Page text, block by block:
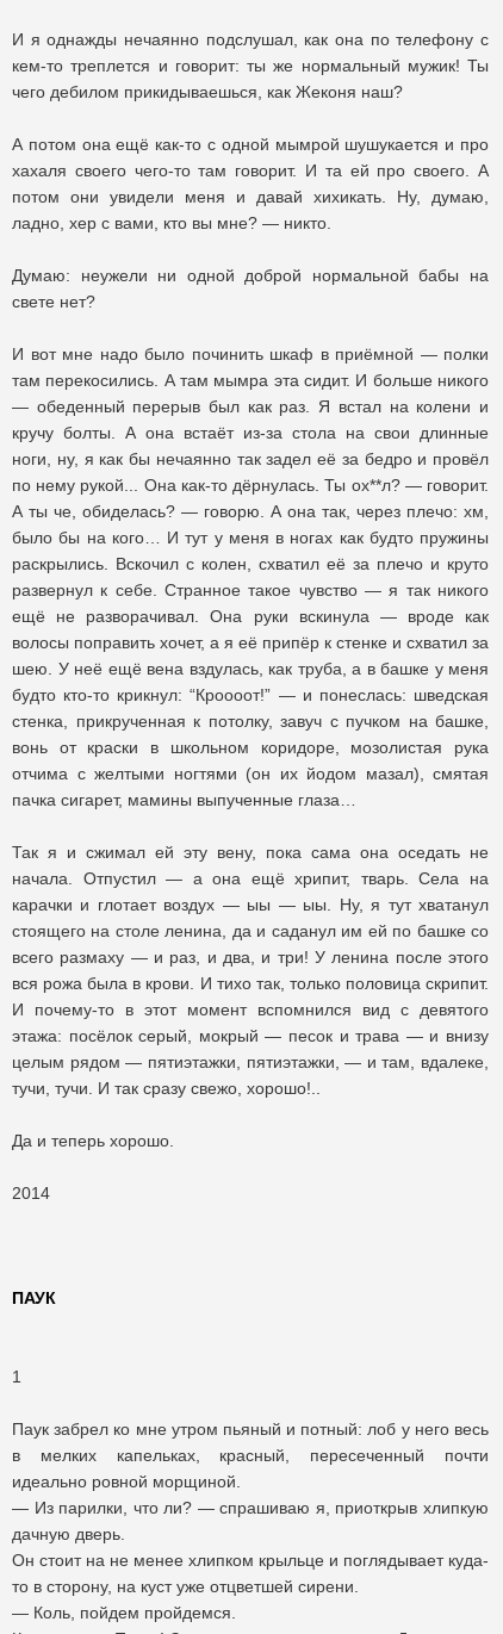
И я однажды нечаянно подслушал, как она по телефону с
кем-то треплется и говорит: ты же нормальный мужик! Ты
чего дебилом прикидываешься, как Жеконя наш?
А потом она ещё как-то с одной мымрой шушукается и про
хахаля своего чего-то там говорит. И та ей про своего. А
потом они увидели меня и давай хихикать. Ну, думаю,
ладно, хер с вами, кто вы мне? — никто.
Думаю: неужели ни одной доброй нормальной бабы на
свете нет?
И вот мне надо было починить шкаф в приёмной — полки
там перекосились. А там мымра эта сидит. И больше никого
— обеденный перерыв был как раз. Я встал на колени и
кручу болты. А она встаёт из-за стола на свои длинные
ноги, ну, я как бы нечаянно так задел её за бедро и провёл
по нему рукой... Она как-то дёрнулась. Ты ох**л? — говорит.
А ты че, обиделась? — говорю. А она так, через плечо: хм,
было бы на кого… И тут у меня в ногах как будто пружины
раскрылись. Вскочил с колен, схватил её за плечо и круто
развернул к себе. Странное такое чувство — я так никого
ещё не разворачивал. Она руки вскинула — вроде как
волосы поправить хочет, а я её припёр к стенке и схватил за
шею. У неё ещё вена вздулась, как труба, а в башке у меня
будто кто-то крикнул: “Кроооот!” — и понеслась: шведская
стенка, прикрученная к потолку, завуч с пучком на башке,
вонь от краски в школьном коридоре, мозолистая рука
отчима с желтыми ногтями (он их йодом мазал), смятая
пачка сигарет, мамины выпученные глаза…
Так я и сжимал ей эту вену, пока сама она оседать не
начала. Отпустил — а она ещё хрипит, тварь. Села на
карачки и глотает воздух — ыы — ыы. Ну, я тут хватанул
стоящего на столе ленина, да и саданул им ей по башке со
всего размаху — и раз, и два, и три! У ленина после этого
вся рожа была в крови. И тихо так, только половица скрипит.
И почему-то в этот момент вспомнился вид с девятого
этажа: посёлок серый, мокрый — песок и трава — и внизу
целым рядом — пятиэтажки, пятиэтажки, — и там, вдалеке,
тучи, тучи. И так сразу свежо, хорошо!..
Да и теперь хорошо.
2014
ПАУК
1
Паук забрел ко мне утром пьяный и потный: лоб у него весь
в мелких капельках, красный, пересеченный почти
идеально ровной морщиной.
— Из парилки, что ли? — спрашиваю я, приоткрыв хлипкую
дачную дверь.
Он стоит на не менее хлипком крыльце и поглядывает куда-
то в сторону, на куст уже отцветшей сирени.
— Коль, пойдем пройдемся.